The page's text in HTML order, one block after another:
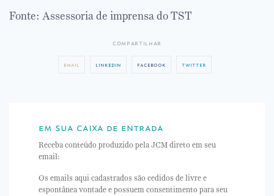
Fonte: Assessoria de imprensa do TST
compartilhar
email linkedin facebook twitter
em sua caixa de entrada
Receba conteúdo produzido pela JCM direto em seu
email:
Os emails aqui cadastrados são cedidos de livre e
espontânea vontade e possuem consentimento para seu